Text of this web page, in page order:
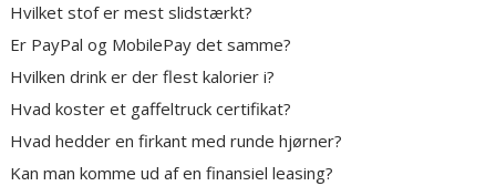
Hvilket stof er mest slidstærkt?
Er PayPal og MobilePay det samme?
Hvilken drink er der flest kalorier i?
Hvad koster et gaffeltruck certifikat?
Hvad hedder en firkant med runde hjørner?
Kan man komme ud af en finansiel leasing?